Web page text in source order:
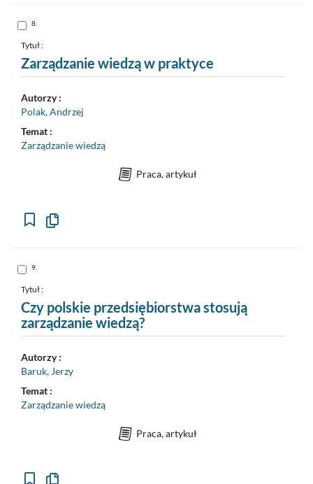
Skocz
nr
8
8.
Tytuł :
Zarządzanie wiedzą w praktyce
Autorzy :
Polak, Andrzej
Temat :
Zarządzanie wiedzą
Praca, artykuł
Kopiuj
Skocz
do
nr
9
9.
Tytuł :
Czy polskie przedsiębiorstwa stosują
zarządzanie wiedzą?
Autorzy :
Baruk, Jerzy
Temat :
Zarządzanie wiedzą
Praca, artykuł